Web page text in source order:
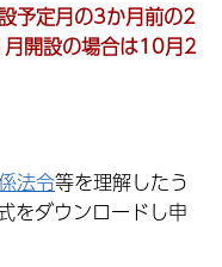
予定月の3か月前の2
月開設の場合は10月2
法令等を理解したう
をダウンロードし申